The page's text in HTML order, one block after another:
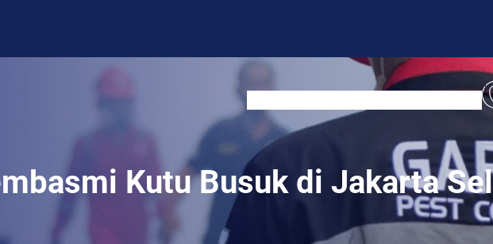
Kutu Busuk di Jakarta